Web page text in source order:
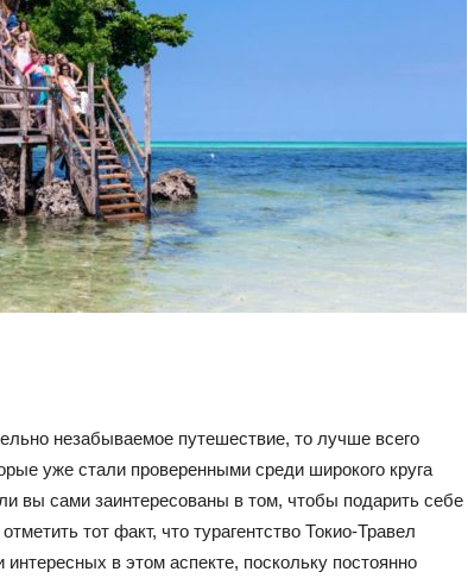
незабываемое путешествие, то лучше всего
уже стали проверенными среди широкого круга
вы сами заинтересованы в том, чтобы подарить себе
тот факт, что турагентство Токио-Травел
в этом аспекте, поскольку постоянно